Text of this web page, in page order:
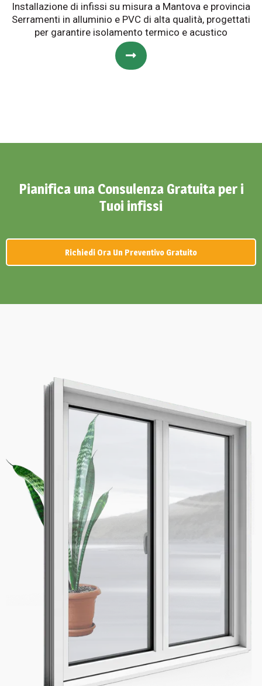
Installazione di infissi su misura a Mantova e provincia
Serramenti in alluminio e PVC di alta qualità, progettati
per garantire isolamento termico e acustico
Pianifica una Consulenza Gratuita per i
Tuoi infissi
Richiedi Ora Un Preventivo Gratuito